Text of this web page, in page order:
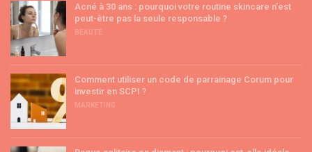
Acné à 30 ans : pourquoi votre routine skincare n’est
peut-être pas la seule responsable ?
BEAUTÉ
Comment utiliser un code de parrainage Corum pour
investir en SCPI ?
MARKETING